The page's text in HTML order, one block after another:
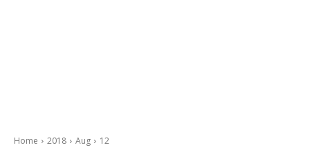
Home 2018 Aug 12